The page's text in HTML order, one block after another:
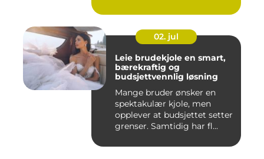
02. jul
Leie brudekjole en smart,
bærekraftig og
budsjettvennlig løsning
Mange bruder ønsker en
spektakulær kjole, men
opplever at budsjettet setter
grenser. Samtidig har fl...